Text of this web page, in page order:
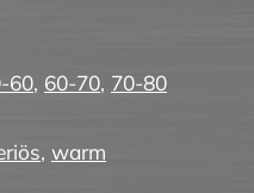
60, 60-70, 70-80
, warm